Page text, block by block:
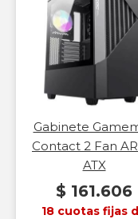
Gabinete
Contact 2 Fan
ATX
$ 161.606
18 cuotas fijas